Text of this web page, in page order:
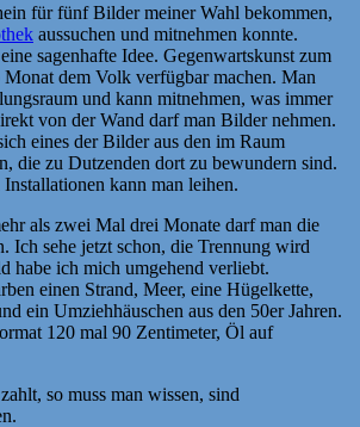
für fünf Bilder meiner Wahl bekommen,
aussuchen und mitnehmen konnte.
sagenhafte Idee. Gegenwartskunst zum
dem Volk verfügbar machen. Man
und kann mitnehmen, was immer
von der Wand darf man Bilder nehmen.
eines der Bilder aus den im Raum
die zu Dutzenden dort zu bewundern sind.
kann man leihen.
als zwei Mal drei Monate darf man die
Ich sehe jetzt schon, die Trennung wird
habe ich mich umgehend verliebt.
einen Strand, Meer, eine Hügelkette,
ein Umziehhäuschen aus den 50er Jahren.
120 mal 90 Zentimeter, Öl auf
so muss man wissen, sind